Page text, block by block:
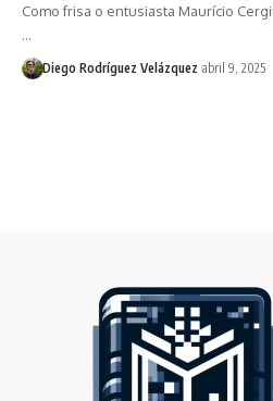
Como frisa o entusiasta Maurício
…
Diego Rodríguez Velázquez abril 9, 2025